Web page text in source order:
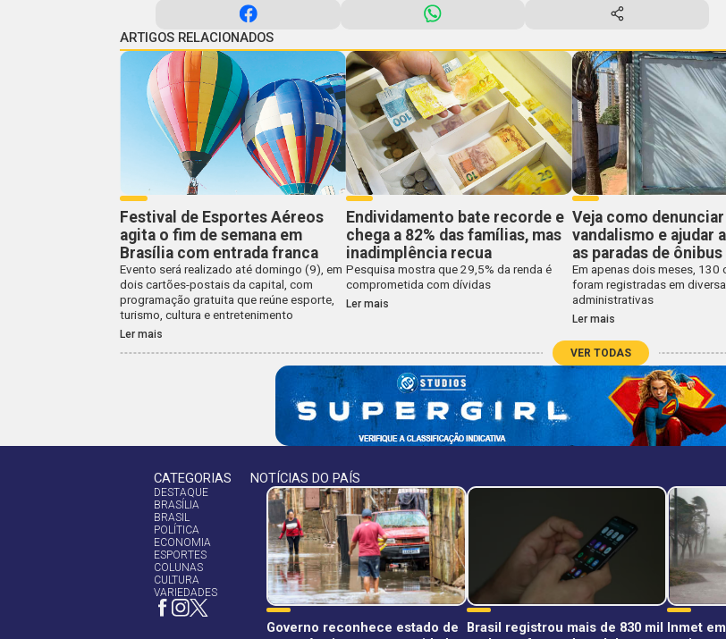
ARTIGOS RELACIONADOS
Festival de Esportes Aéreos
agita o fim de semana em
Brasília com entrada franca
Evento será realizado até domingo (9), em
dois cartões-postais da capital, com
programação gratuita que reúne esporte,
turismo, cultura e entretenimento
Ler mais
Endividamento bate recorde e
chega a 82% das famílias, mas
inadimplência recua
Pesquisa mostra que 29,5% da renda é
comprometida com dívidas
Ler mais
Veja como
vandalismo e ajudar
as paradas de ônibus
Em apenas dois meses, 130
foram registradas em
administrativas
Ler mais
VER TODAS
CATEGORIAS
DESTAQUE
BRASÍLIA
BRASIL
POLÍTICA
ECONOMIA
ESPORTES
COLUNAS
CULTURA
VARIEDADES
NOTÍCIAS DO PAÍS
Governo reconhece estado de
Brasil registrou mais de 830 mil Inmet